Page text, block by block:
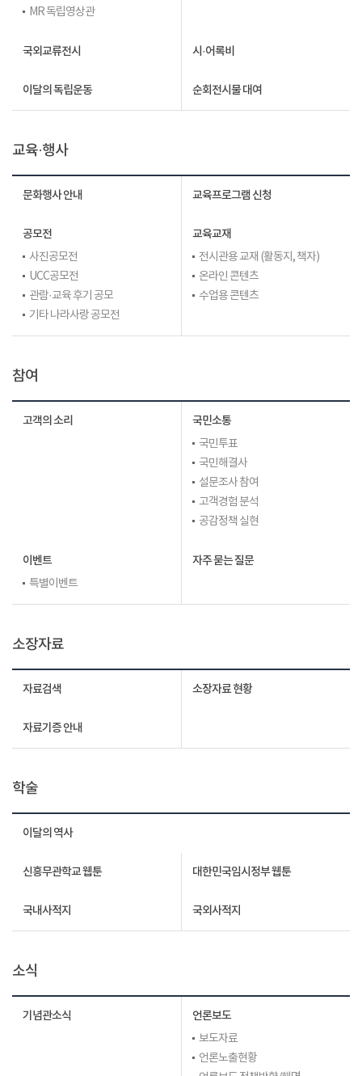
MR 독립영상관
국외교류전시 시·어록비
이달의 독립운동 순회전시물 대여
교육·행사
문화행사 안내 교육프로그램 신청
공모전
사진공모전
UCC공모전
관람·교육 후기 공모
기타 나라사랑 공모전
교육교재
전시관용 교재 (활동지, 책자)
온라인 콘텐츠
수업용 콘텐츠
참여
고객의 소리 국민소통
국민투표
국민해결사
설문조사 참여
고객경험 분석
공감정책 실현
이벤트
특별이벤트
자주 묻는 질문
소장자료
자료검색 소장자료 현황
자료기증 안내
학술
이달의 역사
신흥무관학교 웹툰 대한민국임시정부 웹툰
국내사적지 국외사적지
소식
기념관소식 언론보도
보도자료
언론노출현황